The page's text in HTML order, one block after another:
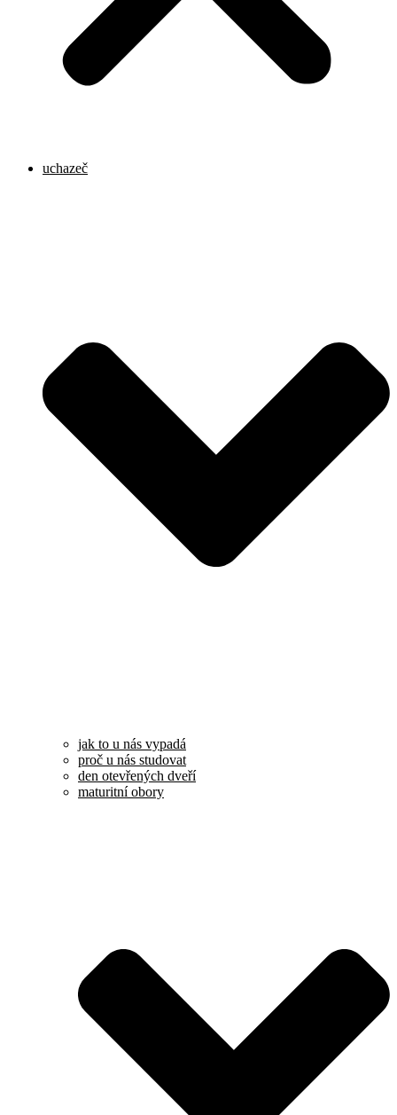
uchazeč
jak to u nás vypadá
proč u nás studovat
den otevřených dveří
maturitní obory